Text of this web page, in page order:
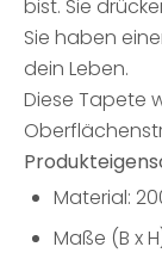
bist. Sie
Sie haben
dein Leben.
Diese Tapete
Material:
Maße (B x